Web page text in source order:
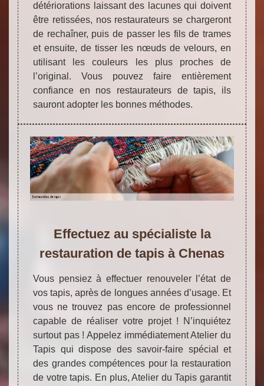
détériorations laissant des lacunes qui doivent
être retissées, nos restaurateurs se chargeront
de rechaîner, puis de passer les fils de trames
et ensuite, de tisser les nœuds de velours, en
utilisant les couleurs les plus proches de
l’original. Vous pouvez faire entièrement
confiance en nos restaurateurs de tapis, ils
sauront adopter les bonnes méthodes.
Effectuez au spécialiste la
restauration de tapis à Chenas
Vous pensiez à effectuer renouveler l’état de
vos tapis, après de longues années d’usage. Et
vous ne trouvez pas encore de professionnel
capable de réaliser votre projet ! N’inquiétez
surtout pas ! Appelez immédiatement Atelier du
Tapis qui dispose des savoir-faire spécial et
des grandes compétences pour la restauration
de votre tapis. En plus, Atelier du Tapis garantit